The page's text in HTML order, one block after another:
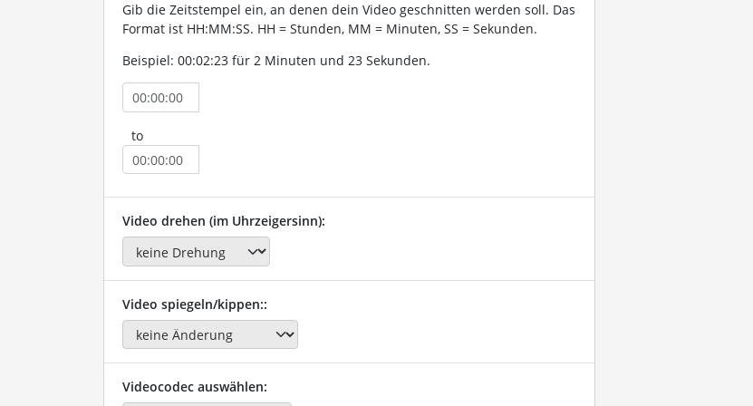
Gib die Zeitstempel ein, an denen dein Video geschnitten werden soll. Das
Format ist HH:MM:SS. HH = Stunden, MM = Minuten, SS = Sekunden.
Beispiel: 00:02:23 für 2 Minuten und 23 Sekunden.
to
Video drehen (im Uhrzeigersinn):
Video spiegeln/kippen::
Videocodec auswählen: